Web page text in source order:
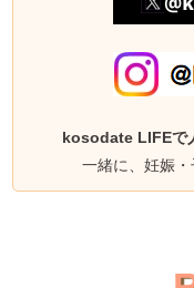
kosodate LIFEで
一緒に、妊娠